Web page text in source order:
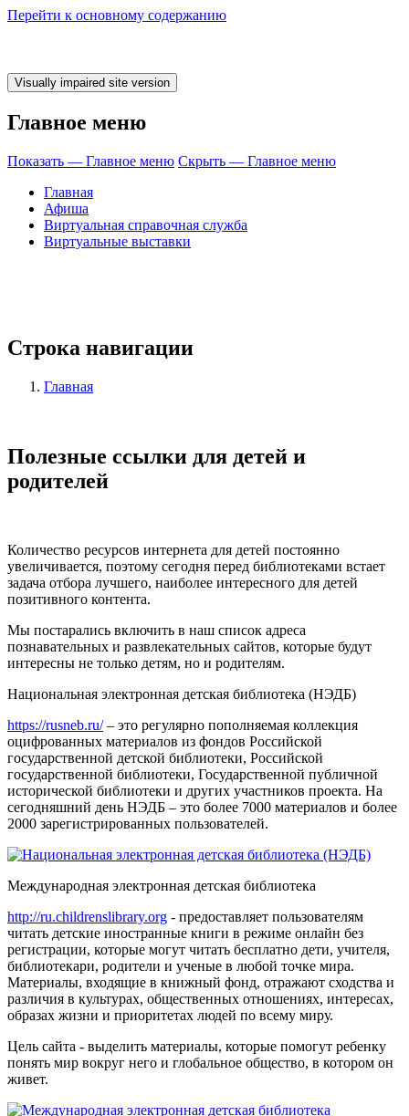
Перейти к основному содержанию
Главное меню
Показать — Главное меню Скрыть — Главное меню
Главная
Афиша
Виртуальная справочная служба
Виртуальные выставки
Строка навигации
Главная
Полезные ссылки для детей и
родителей
Количество ресурсов интернета для детей постоянно
увеличивается, поэтому сегодня перед библиотеками встает
задача отбора лучшего, наиболее интересного для детей
позитивного контента.
Мы постарались включить в наш список адреса
познавательных и развлекательных сайтов, которые будут
интересны не только детям, но и родителям.
Национальная электронная детская библиотека (НЭДБ)
https://rusneb.ru/– это регулярно пополняемая коллекция
оцифрованных материалов из фондов Российской
государственной детской библиотеки, Российской
государственной библиотеки, Государственной публичной
исторической библиотеки и других участников проекта. На
сегодняшний день НЭДБ – это более 7000 материалов и более
2000 зарегистрированных пользователей.
Международная электронная детская библиотека
http://ru.childrenslibrary.org - предоставляет пользователям
читать детские иностранные книги в режиме онлайн без
регистрации, которые могут читать бесплатно дети, учителя,
библиотекари, родители и ученые в любой точке мира.
Материалы, входящие в книжный фонд, отражают сходства и
различия в культурах, общественных отношениях, интересах,
образах жизни и приоритетах людей по всему миру.
Цель сайта - выделить материалы, которые помогут ребенку
понять мир вокруг него и глобальное общество, в котором он
живет.